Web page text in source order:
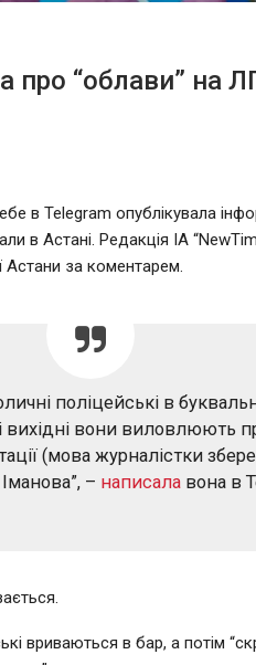
про “облави” на
в Telegram опублікувала
в Астані. Редакція ІА
Астани за коментарем.
поліцейські в
вихідні вони виловлюють
(мова журналістки
– написалавона в
вриваються в бар, а потім